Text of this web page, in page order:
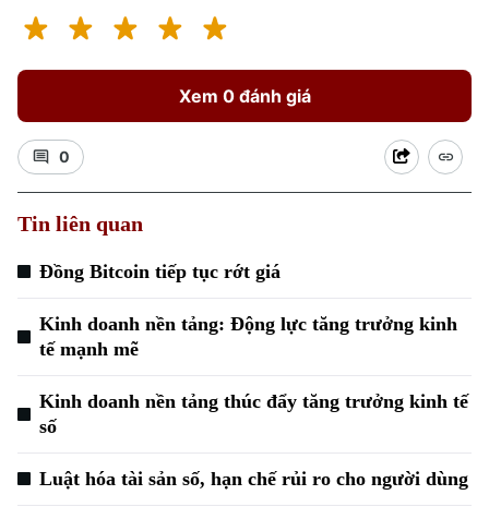
Xem 0 đánh giá
0
Tin liên quan
Đồng Bitcoin tiếp tục rớt giá
Kinh doanh nền tảng: Động lực tăng trưởng kinh
tế mạnh mẽ
Kinh doanh nền tảng thúc đẩy tăng trưởng kinh tế
số
Luật hóa tài sản số, hạn chế rủi ro cho người dùng